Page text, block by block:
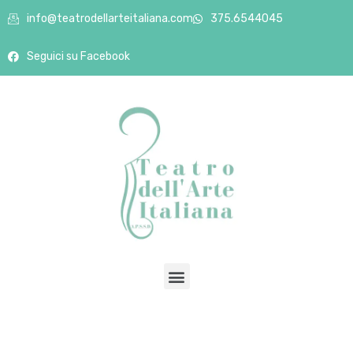
info@teatrodellarteitaliana.com 375.6544045
Seguici su Facebook